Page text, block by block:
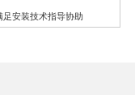
足安装技术指导协助